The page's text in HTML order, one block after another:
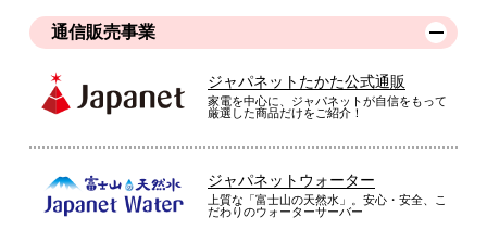
通信販売事業
ジャパネットたかた公式通販
家電を中心に、ジャパネットが自信をもって
厳選した商品だけをご紹介！
ジャパネットウォーター
上質な「富士山の天然水」。安心・安全、こ
だわりのウォーターサーバー